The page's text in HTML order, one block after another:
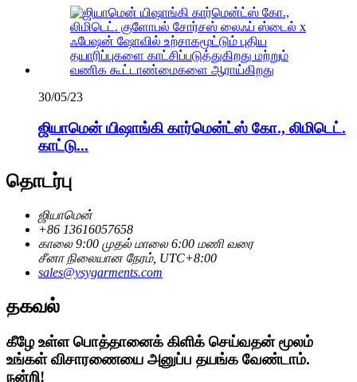
30/05/23
ஜியாமென் யிஷாங்கி கார்மென்ட்ஸ் கோ., லிமிடெட்.
காட்டு...
தொடர்பு
ஜியாமென்
+86 13616057658
காலை 9:00 முதல் மாலை 6:00 மணி வரை
சீனா நிலையான நேரம், UTC+8:00
sales@ysygarments.com
தகவல்
கீழே உள்ள பொத்தானைக் கிளிக் செய்வதன் மூலம்
உங்கள் விசாரணையை அனுப்ப தயங்க வேண்டாம்.
நன்றி!